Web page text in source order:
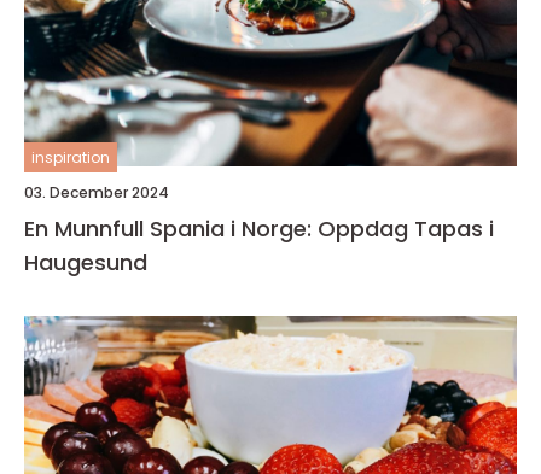
inspiration
03. December 2024
En Munnfull Spania i Norge: Oppdag Tapas i
Haugesund